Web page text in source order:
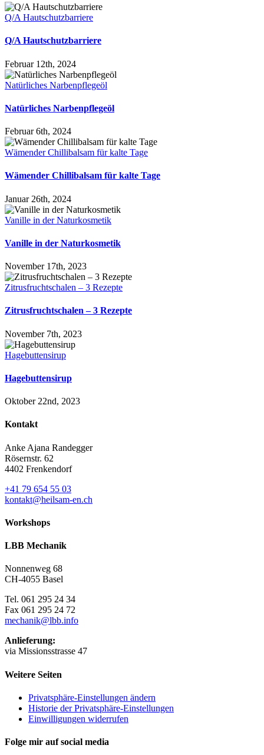
Q/A Hautschutzbarriere
Q/A Hautschutzbarriere
Februar 12th, 2024
Natürliches Narbenpflegeöl
Natürliches Narbenpflegeöl
Februar 6th, 2024
Wämender Chillibalsam für kalte Tage
Wämender Chillibalsam für kalte Tage
Januar 26th, 2024
Vanille in der Naturkosmetik
Vanille in der Naturkosmetik
November 17th, 2023
Zitrusfruchtschalen – 3 Rezepte
Zitrusfruchtschalen – 3 Rezepte
November 7th, 2023
Hagebuttensirup
Hagebuttensirup
Oktober 22nd, 2023
Kontakt
Anke Ajana Randegger
Rösernstr. 62
4402 Frenkendorf
+41 79 654 55 03
kontakt@heilsam-en.ch
Workshops
LBB Mechanik
Nonnenweg 68
CH-4055 Basel
Tel. 061 295 24 34
Fax 061 295 24 72
mechanik@lbb.info
Anlieferung:
via Missionsstrasse 47
Weitere Seiten
Privatsphäre-Einstellungen ändern
Historie der Privatsphäre-Einstellungen
Einwilligungen widerrufen
Folge mir auf social media